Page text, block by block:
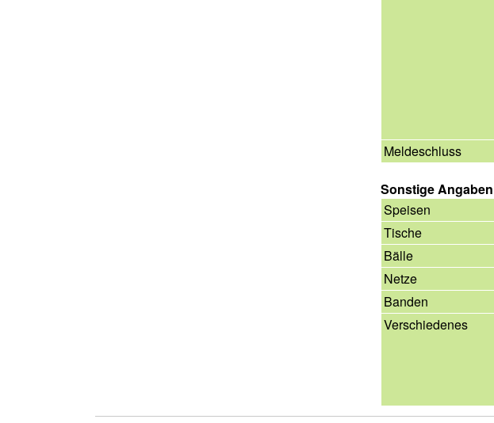
Meldeschluss
Sonstige Angaben
Speisen
Tische
Bälle
Netze
Banden
Verschiedenes